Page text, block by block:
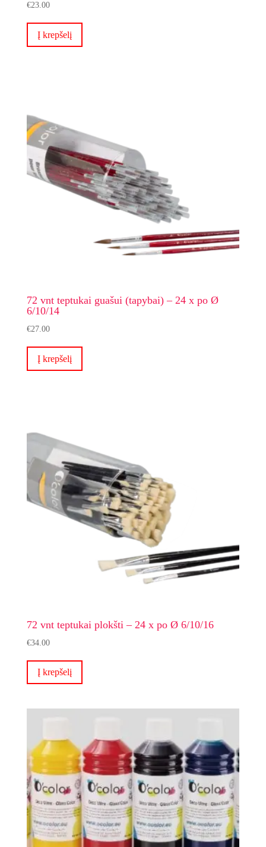
€23.00
Į krepšelį
72 vnt teptukai guašui (tapybai) – 24 x po Ø
6/10/14
€27.00
Į krepšelį
72 vnt teptukai plokšti – 24 x po Ø 6/10/16
€34.00
Į krepšelį